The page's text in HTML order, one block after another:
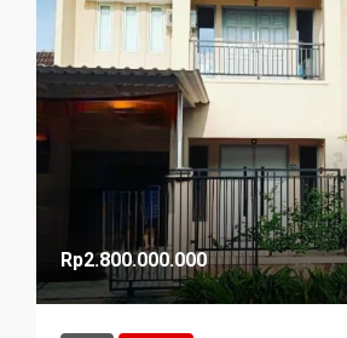
Rp2.800.000.000